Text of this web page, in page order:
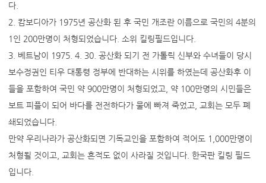
다.
2. 캄보디아가 1975년 공산화 된 후 국민 개조란 이름으로 국민의 4분의
1인 200만명이 처형되었습니다. 소위 킬링필드입니다.
3. 베트남이 1975. 4. 30. 공산화 되기 전 가톨릭 신부와 수녀들이 당시
보수정권인 티우 대통령 정부에 반대하는 시위를 하였는데 공산화후 이
들을 포함하여 국민 약 900만명이 처형되었고, 약 100만명의 시민들은
보트 피플이 되어 바다를 전전하다가 물에 빠져 죽었고, 교회는 모두 폐
쇄되었습니다.
만약 우리나라가 공산화되면 기독교인을 포함하여 적어도 1,000만명이
처형될 것이고, 교회는 흔적도 없이 사라질 것입니다. 한국판 킬링 필드
입니다.